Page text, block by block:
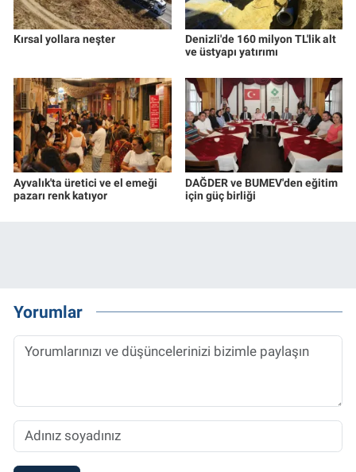
Kırsal yollara neşter
Denizli'de 160 milyon TL'lik alt
ve üstyapı yatırımı
Ayvalık'ta üretici ve el emeği
pazarı renk katıyor
DAĞDER ve BUMEV'den eğitim
için güç birliği
Yorumlar